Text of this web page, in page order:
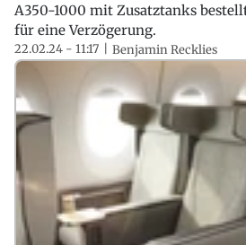
A350-1000 mit Zusatztanks
für eine Verzögerung.
22.02.24 - 11:17 Benjamin Recklies